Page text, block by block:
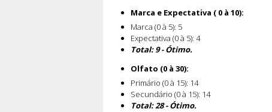
Marca e Expectativa ( 0 à 10):
Marca (0 à 5): 5
Expectativa (0 à 5): 4
Total: 9 - Ótimo.
Olfato (0 à 30):
Primário (0 à 15): 14
Secundário (0 à 15): 14
Total: 28 - Ótimo.